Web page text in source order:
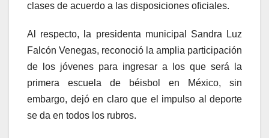
clases de acuerdo a las disposiciones oficiales.
Al respecto, la presidenta municipal Sandra Luz
Falcón Venegas, reconoció la amplia participación
de los jóvenes para ingresar a los que será la
primera escuela de béisbol en México, sin
embargo, dejó en claro que el impulso al deporte
se da en todos los rubros.